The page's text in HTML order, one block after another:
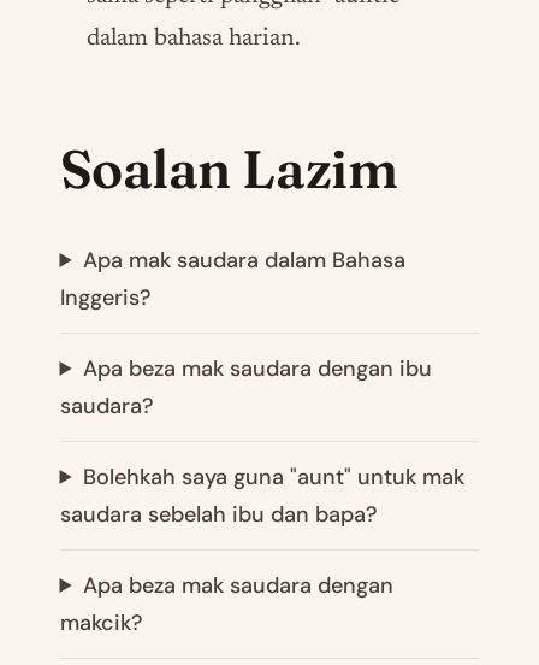
dalam bahasa harian.
Soalan Lazim
Apa mak saudara dalam Bahasa
Inggeris?
Apa beza mak saudara dengan ibu
saudara?
Bolehkah saya guna "aunt" untuk mak
saudara sebelah ibu dan bapa?
Apa beza mak saudara dengan
makcik?